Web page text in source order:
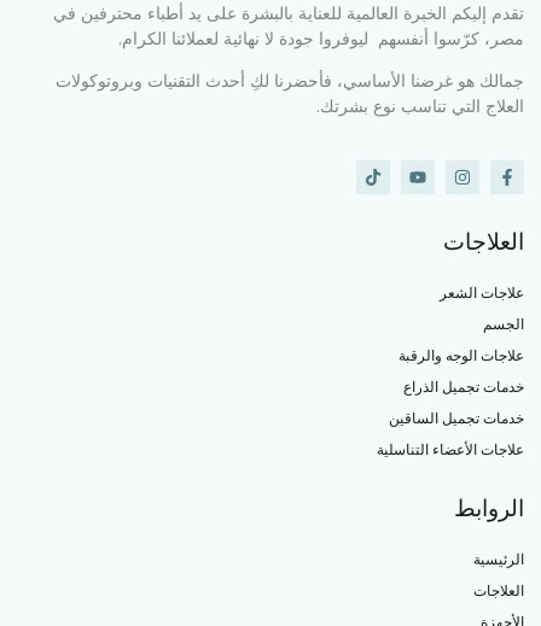
تقدم إليكم الخبرة العالمية للعناية بالبشرة على يد أطباء محترفين في
مصر، كرّسوا أنفسهم ليوفروا جودة لا نهائية لعملائنا الكرام.
جمالك هو غرضنا الأساسي، فأحضرنا لكِ أحدث التقنيات وبروتوكولات
العلاج التي تناسب نوع بشرتك.
العلاجات
علاجات الشعر
الجسم
علاجات الوجه والرقبة
خدمات تجميل الذراع
خدمات تجميل الساقين
علاجات الأعضاء التناسلية
الروابط
الرئيسية
العلاجات
الأجهزة